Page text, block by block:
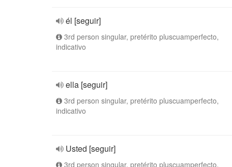
él [seguir]
3rd person singular, pretérito pluscuamperfecto,
indicativo
ella [seguir]
3rd person singular, pretérito pluscuamperfecto,
indicativo
Usted [seguir]
3rd person singular, pretérito pluscuamperfecto,